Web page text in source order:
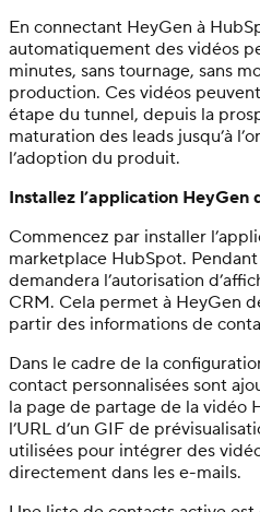
En connectant HeyGen à
automatiquement des vidéos
minutes, sans tournage, sans
production. Ces vidéos
étape du tunnel, depuis la
maturation des leads jusqu’à
l’adoption du produit.
Installez l’application HeyGen
Commencez par installer
marketplace HubSpot.
demandera l’autorisation
CRM. Cela permet à HeyGen
partir des informations de
Dans le cadre de la
contact personnalisées sont
la page de partage de la vidéo
l’URL d’un GIF de
utilisées pour intégrer des
directement dans les e-mails.